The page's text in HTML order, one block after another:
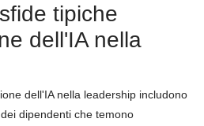
tipiche
dell'IA nella
dell'IA nella leadership includono
dipendenti che temono